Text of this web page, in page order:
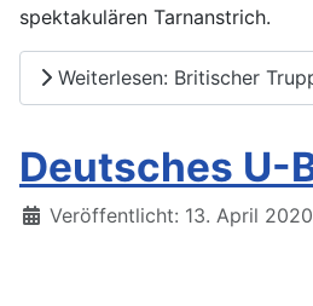
spektakulären Tarnanstrich.
Weiterlesen: Britischer
Deutsches U-
Details
Veröffentlicht: 13. April 2020